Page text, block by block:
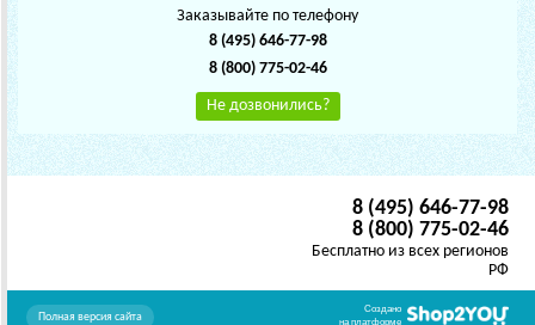
Заказывайте по телефону
8 (495) 646-77-98
8 (800) 775-02-46
Не дозвонились?
8 (495) 646-77-98
8 (800) 775-02-46
Бесплатно из всех регионов
РФ
Создано
на платформе
Полная версия сайта